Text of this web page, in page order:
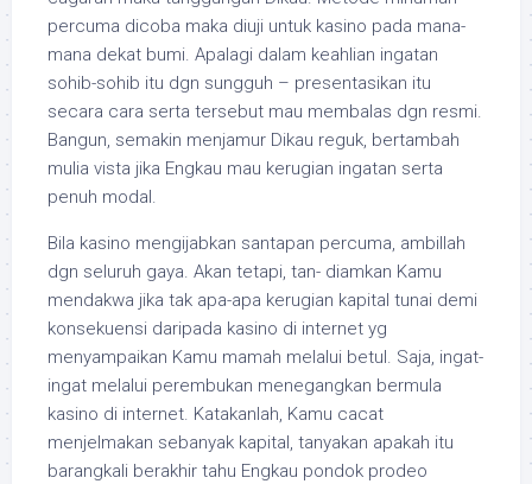
percuma dicoba maka diuji untuk kasino pada mana-
mana dekat bumi. Apalagi dalam keahlian ingatan
sohib-sohib itu dgn sungguh – presentasikan itu
secara cara serta tersebut mau membalas dgn resmi.
Bangun, semakin menjamur Dikau reguk, bertambah
mulia vista jika Engkau mau kerugian ingatan serta
penuh modal.
Bila kasino mengijabkan santapan percuma, ambillah
dgn seluruh gaya. Akan tetapi, tan- diamkan Kamu
mendakwa jika tak apa-apa kerugian kapital tunai demi
konsekuensi daripada kasino di internet yg
menyampaikan Kamu mamah melalui betul. Saja, ingat-
ingat melalui perembukan menegangkan bermula
kasino di internet. Katakanlah, Kamu cacat
menjelmakan sebanyak kapital, tanyakan apakah itu
barangkali berakhir tahu Engkau pondok prodeo